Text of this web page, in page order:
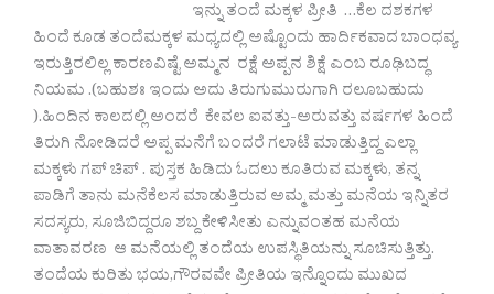
ಇನ್ನು ತಂದೆ ಮಕ್ಕಳ ಪ್ರೀತಿ …ಕೆಲ ದಶಕಗಳ
ಹಿಂದೆ ಕೂಡ ತಂದೆಮಕ್ಕಳ ಮಧ್ಯದಲ್ಲಿ ಅಷ್ಟೊಂದು ಹಾರ್ದಿಕವಾದ ಬಾಂಧವ್ಯ
ಇರುತ್ತಿರಲಿಲ್ಲ ಕಾರಣವಿಷ್ಟೆ ಅಮ್ಮನ ರಕ್ಷೆ ಅಪ್ಪನ ಶಿಕ್ಷೆ ಎಂಬ ರೂಢಿಬದ್ಧ
ನಿಯಮ .(ಬಹುಶಃ ಇಂದು ಅದು ತಿರುಗುಮುರುಗಾಗಿ ರಲೂಬಹುದು
).ಹಿಂದಿನ ಕಾಲದಲ್ಲಿ ಅಂದರೆ ಕೇವಲ ಐವತ್ತು-ಅರುವತ್ತು ವರ್ಷಗಳ ಹಿಂದೆ
ತಿರುಗಿ ನೋಡಿದರೆ ಅಪ್ಪ ಮನೆಗೆ ಬಂದರೆ ಗಲಾಟೆ ಮಾಡುತ್ತಿದ್ದ ಎಲ್ಲಾ
ಮಕ್ಕಳು ಗಪ್ ಚಿಪ್ . ಪುಸ್ತಕ ಹಿಡಿದು ಓದಲು ಕೂತಿರುವ ಮಕ್ಕಳು, ತನ್ನ
ಪಾಡಿಗೆ ತಾನು ಮನೆಕೆಲಸ ಮಾಡುತ್ತಿರುವ ಅಮ್ಮ ಮತ್ತು ಮನೆಯ ಇನ್ನಿತರ
ಸದಸ್ಯರು, ಸೂಜಿಬಿದ್ದರೂ ಶಬ್ದ ಕೇಳಿಸೀತು ಎನ್ನುವಂತಹ ಮನೆಯ
ವಾತಾವರಣ ಆ ಮನೆಯಲ್ಲಿ ತಂದೆಯ ಉಪಸ್ಥಿತಿಯನ್ನು ಸೂಚಿಸುತ್ತಿತ್ತು.
ತಂದೆಯ ಕುರಿತು ಭಯ,ಗೌರವವೇ ಪ್ರೀತಿಯ ಇನ್ನೊಂದು ಮುಖದ